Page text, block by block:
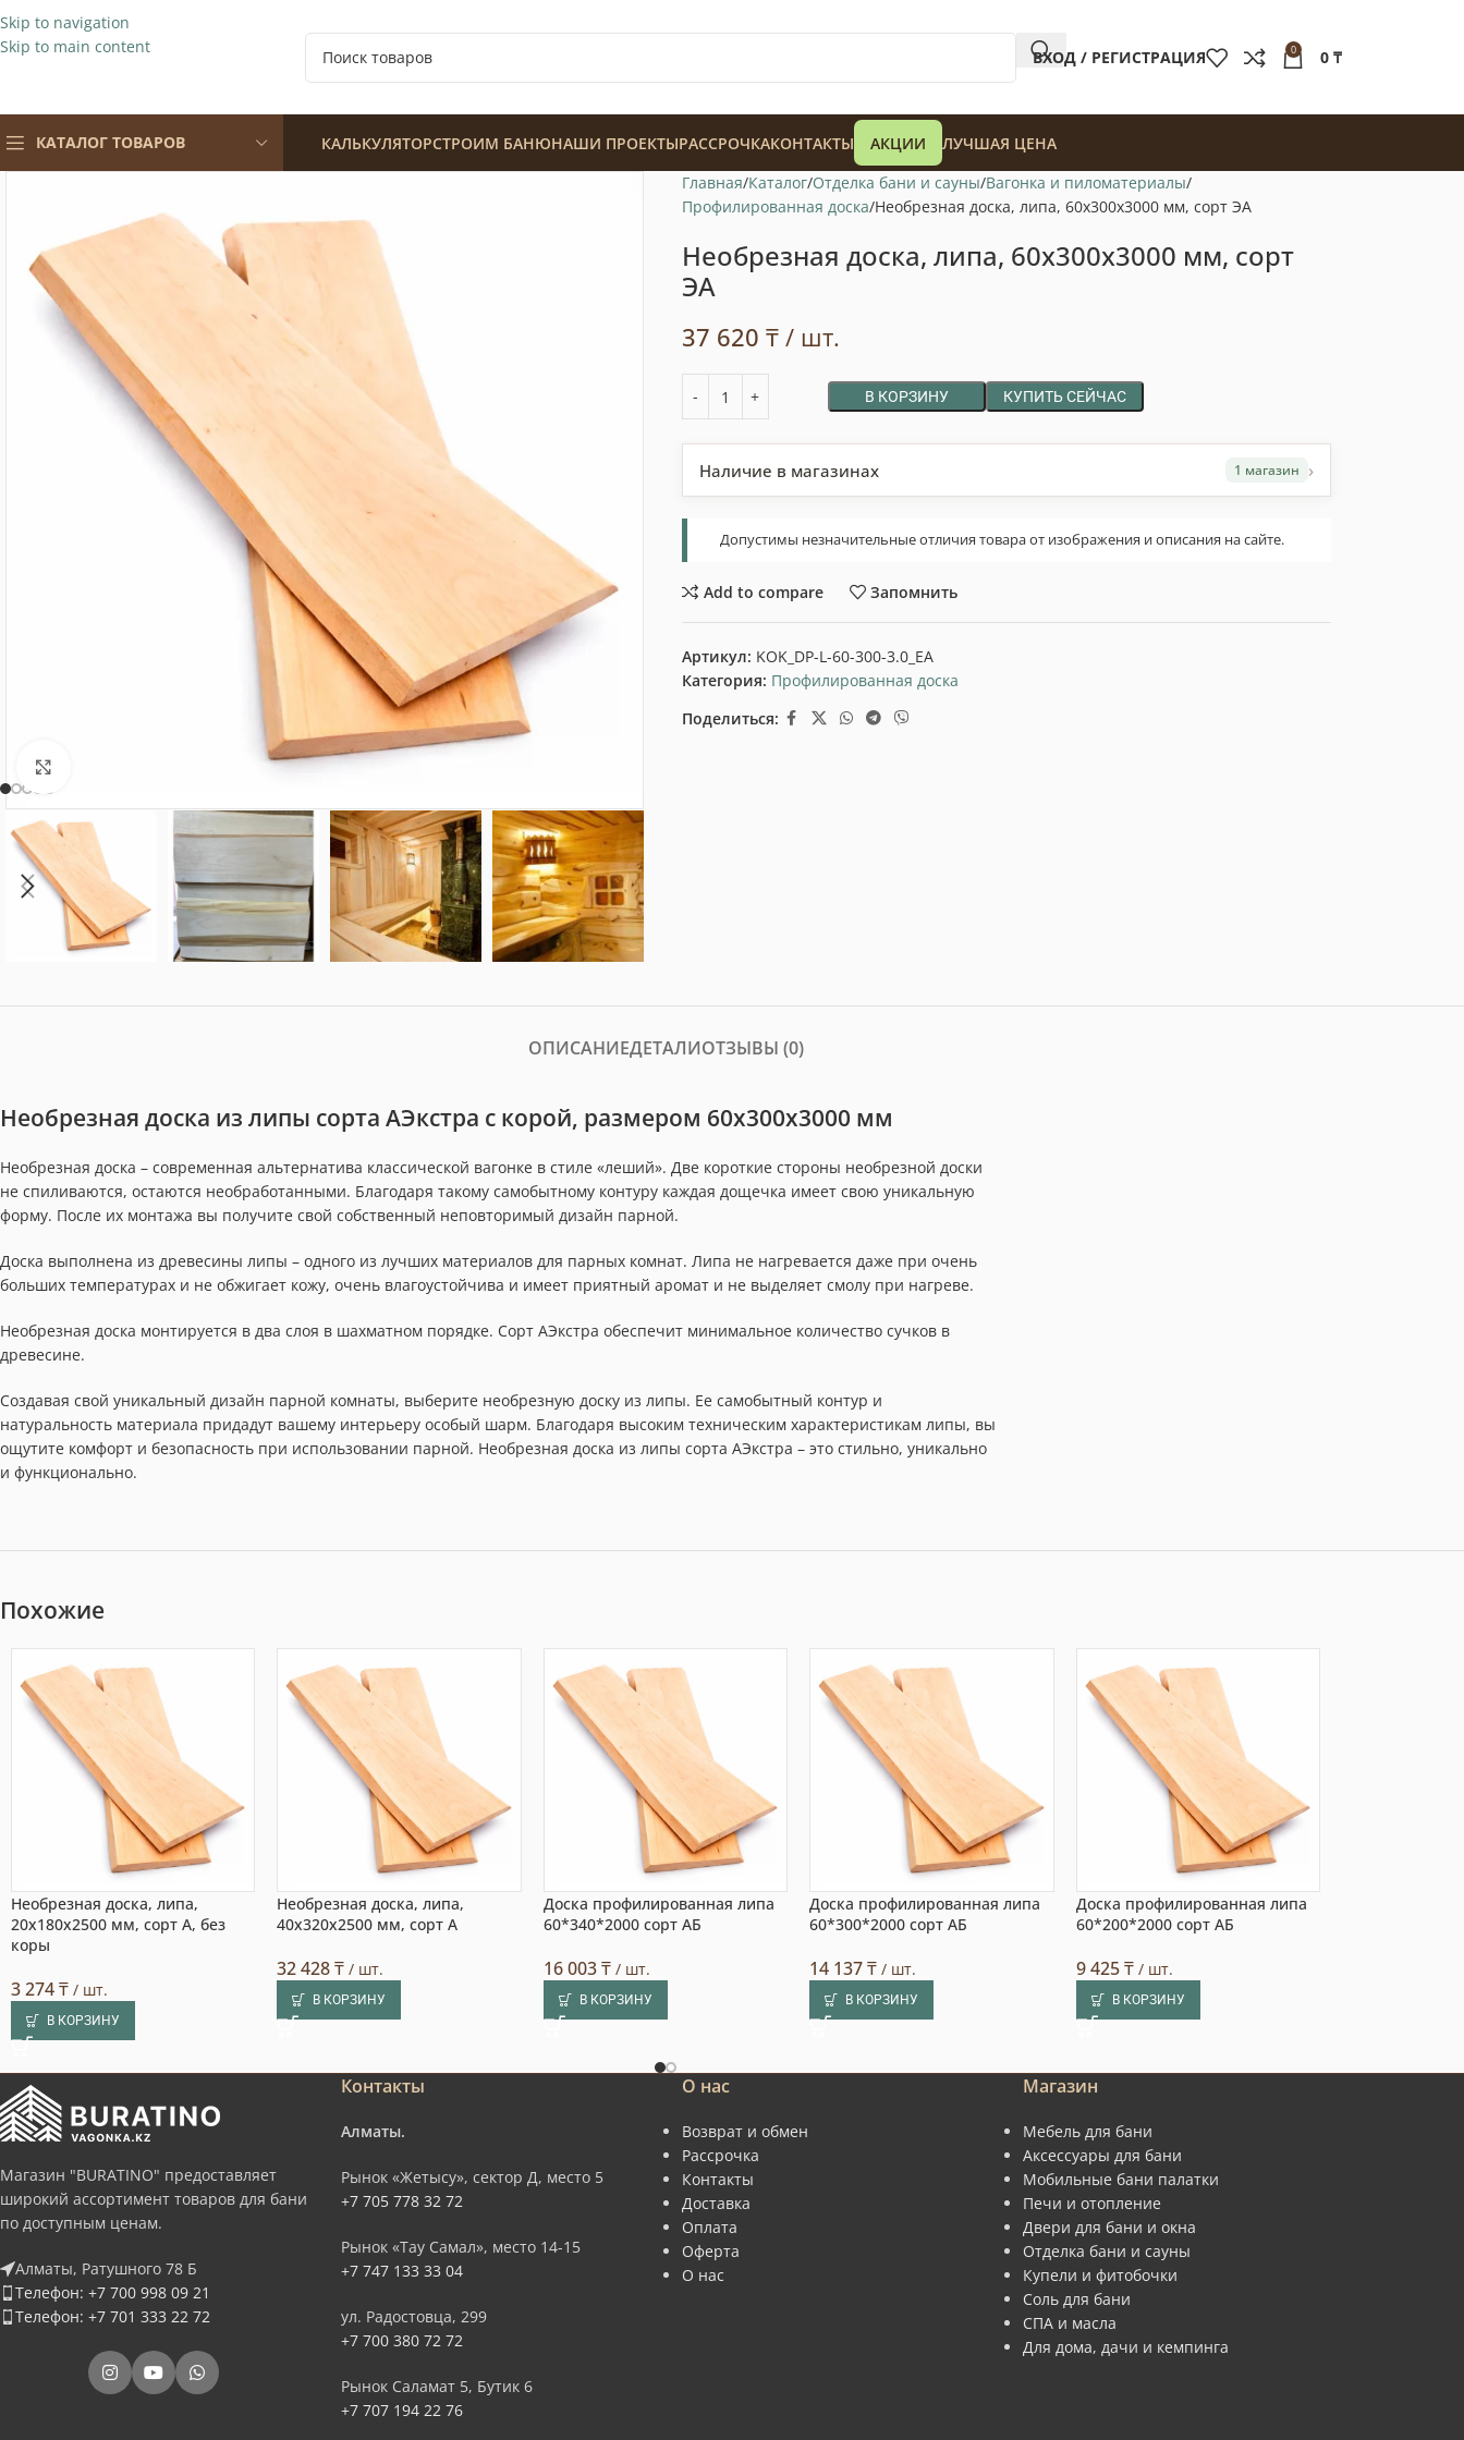
Skip to navigation
Skip to main content
ВХОД / РЕГИСТРАЦИЯ 0 0 ₸
КАТАЛОГ ТОВАРОВ
128 900 ₸
КАЛЬКУЛЯТОРСТРОИМ БАНЮНАШИ ПРОЕКТЫРАССРОЧКАКОНТАКТЫ АКЦИИ ЛУЧШАЯ ЦЕНА
Нажмите, чтобы увеличить
Главная Каталог Отделка бани и сауны Вагонка и пиломатериалы
Профилированная доска Необрезная доска, липа, 60x300x3000 мм, сорт ЭA
Необрезная доска, липа, 60x300x3000 мм, сорт
ЭA
37 620 ₸/ шт.
В КОРЗИНУ КУПИТЬ СЕЙЧАС
Наличие в магазинах 1 магазин ›
Допустимы незначительные отличия товара от изображения и описания на сайте.
Add to compare Запомнить
Артикул: KOK_DP-L-60-300-3.0_EA
Категория: Профилированная доска
Поделиться:
ОПИСАНИЕДЕТАЛИОТЗЫВЫ (0)
Необрезная доска из липы сорта АЭкстра с корой, размером 60x300x3000 мм
Необрезная доска – современная альтернатива классической вагонке в стиле «леший». Две короткие стороны необрезной доски
не спиливаются, остаются необработанными. Благодаря такому самобытному контуру каждая дощечка имеет свою уникальную
форму. После их монтажа вы получите свой собственный неповторимый дизайн парной.
Доска выполнена из древесины липы – одного из лучших материалов для парных комнат. Липа не нагревается даже при очень
больших температурах и не обжигает кожу, очень влагоустойчива и имеет приятный аромат и не выделяет смолу при нагреве.
Необрезная доска монтируется в два слоя в шахматном порядке. Сорт АЭкстра обеспечит минимальное количество сучков в
древесине.
Создавая свой уникальный дизайн парной комнаты, выберите необрезную доску из липы. Ее самобытный контур и
натуральность материала придадут вашему интерьеру особый шарм. Благодаря высоким техническим характеристикам липы, вы
ощутите комфорт и безопасность при использовании парной. Необрезная доска из липы сорта АЭкстра – это стильно, уникально
и функционально.
Похожие
Необрезная доска, липа,
20x180x2500 мм, сорт A, без
коры
3 274₸ / шт.
В КОРЗИНУ
Необрезная доска, липа,
40x320x2500 мм, сорт A
32 428₸ / шт.
В КОРЗИНУ
Доска профилированная липа
60*340*2000 сорт АБ
16 003₸/ шт.
В КОРЗИНУ
Доска профилированная липа
60*300*2000 сорт АБ
14 137₸ / шт.
В КОРЗИНУ
Доска профилированная липа
60*200*2000 сорт АБ
9 425₸/ шт.
В КОРЗИНУ
Магазин "BURATINO" предоставляет
широкий ассортимент товаров для бани
по доступным ценам.
Алматы, Ратушного 78 Б
Телефон: +7 700 998 09 21
Телефон: +7 701 333 22 72
Контакты
Алматы.
Рынок «Жетысу», сектор Д, место 5
+7 705 778 32 72
Рынок «Тау Самал», место 14-15
+7 747 133 33 04
ул. Радостовца, 299
+7 700 380 72 72
Рынок Саламат 5, Бутик 6
+7 707 194 22 76
О нас
Возврат и обмен
Рассрочка
Контакты
Доставка
Оплата
Оферта
О нас
Магазин
Мебель для бани
Аксессуары для бани
Мобильные бани палатки
Печи и отопление
Двери для бани и окна
Отделка бани и сауны
Купели и фитобочки
Соль для бани
СПА и масла
Для дома, дачи и кемпинга